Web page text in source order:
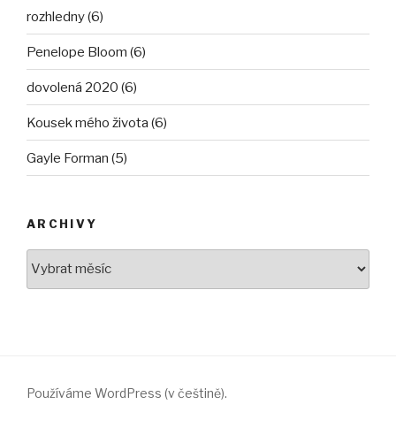
rozhledny (6)
Penelope Bloom (6)
dovolená 2020 (6)
Kousek mého života (6)
Gayle Forman (5)
ARCHIVY
Používáme WordPress (v češtině).